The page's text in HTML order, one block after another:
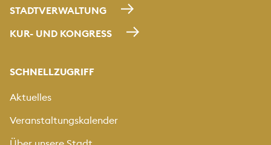
STADTVERWALTUNG
KUR- UND KONGRESS
SCHNELLZUGRIFF
Aktuelles
Veranstaltungskalender